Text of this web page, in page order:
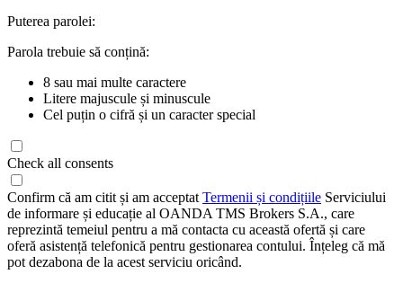
Puterea parolei:
Parola trebuie să conțină:
8 sau mai multe caractere
Litere majuscule și minuscule
Cel puțin o cifră și un caracter special
Check all consents
Confirm că am citit și am acceptat Termenii și condițiile Serviciului
de informare și educație al OANDA TMS Brokers S.A., care
reprezintă temeiul pentru a mă contacta cu această ofertă și care
oferă asistență telefonică pentru gestionarea contului. Înțeleg că mă
pot dezabona de la acest serviciu oricând.